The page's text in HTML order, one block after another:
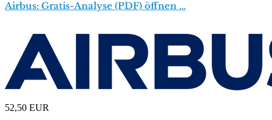
Airbus: Gratis-Analyse (PDF) öffnen …
52,50 EUR